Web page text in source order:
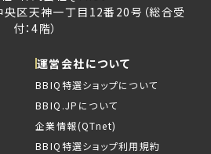
区天神一丁目12番20号（総合受
付：4階）
運営会社について
BBIQ特選ショップについて
BBIQ.JPについて
企業情報(QTnet)
BBIQ特選ショップ利用規約